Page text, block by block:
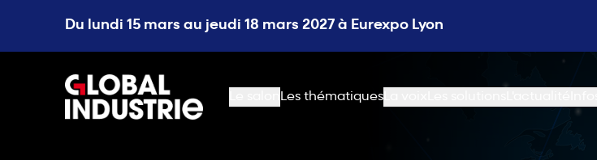
Du lundi 15 mars au jeudi 18 mars 2027 à Eurexpo Lyon
page.home
Les thématiques